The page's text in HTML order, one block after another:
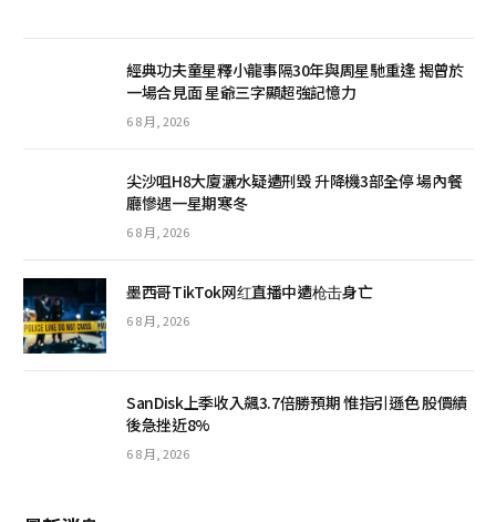
經典功夫童星釋小龍事隔30年與周星馳重逢 揭曾於
一場合見面 星爺三字顯超強記憶力
6 8 月, 2026
尖沙咀H8大廈灑水疑遭刑毀 升降機3部全停 場內餐
廳慘遇一星期寒冬
6 8 月, 2026
墨西哥TikTok网红直播中遭枪击身亡
6 8 月, 2026
SanDisk上季收入飆3.7倍勝預期 惟指引遜色 股價績
後急挫近8%
6 8 月, 2026